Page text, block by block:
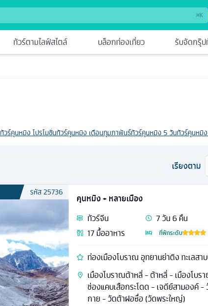
⌘K
ทัวร์ตามไลฟ์สไตล์ บล็อกท่องเที่ยว รับจัดกรุ๊ป
ทัวร์คุนหมิง โปรโมชั่นทัวร์คุนหมิง เดือนกุมภาพันธ์ทัวร์คุนหมิง 5 วันทัวร์คุนหมิ
เรียงตาม
รหัส25736
คุนหมิง + หลายเมือง
ทัวร์จีน 7วัน6คืน
17มื้ออาหาร ที่พักระดับ
ท่องเมืองโบราณ อุทยานย่าติง ทะเลสา
เมืองโบราณต้าหลี่ - ต้าหลี่ - เมืองโบร
ช่องแคบเสือกระโดด - เจดีย์สามองค์ -
กาย - วัดต้าฝอซื่อ (วัดพระใหญ่)